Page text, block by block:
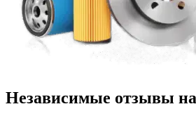
Независимые отзывы